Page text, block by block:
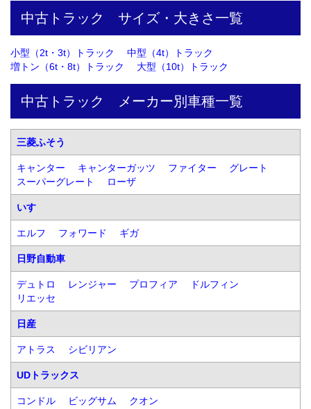
中古トラック　サイズ・大きさ一覧
小型（2t・3t）トラック
中型（4t）トラック
増トン（6t・8t）トラック
大型（10t）トラック
中古トラック　メーカー別車種一覧
三菱ふそう
キャンター キャンターガッツ ファイター
グレート
スーパーグレート
ローザ
いすゞ
エルフ フォワード ギガ
日野自動車
デュトロ レンジャー プロフィア
ドルフィン
リエッセ
日産
アトラス シビリアン
UDトラックス
コンドル ビッグサム クオン